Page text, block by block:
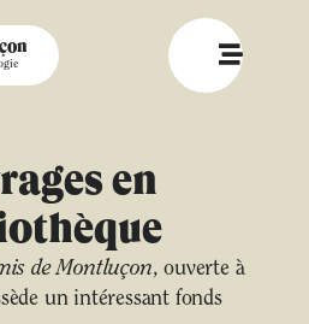
en
de Montluçon, ouverte à
un intéressant fonds